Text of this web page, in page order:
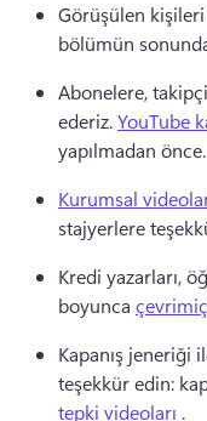
Görüşülen
bölümün
Abonelere,
ederiz. YouTube
yapılmadan önce.
Kurumsal
stajyerlere
Kredi yazarları,
boyunca
Kapanış jeneriği
teşekkür edin:
tepki videoları .